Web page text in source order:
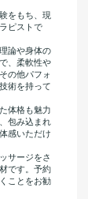
をもち、現
ピストで
論や身体の
、柔軟性や
の他パフォ
術を持って
体格も魅力
包み込まれ
感いただけ
サージをさ
です。予約
ことをお勧